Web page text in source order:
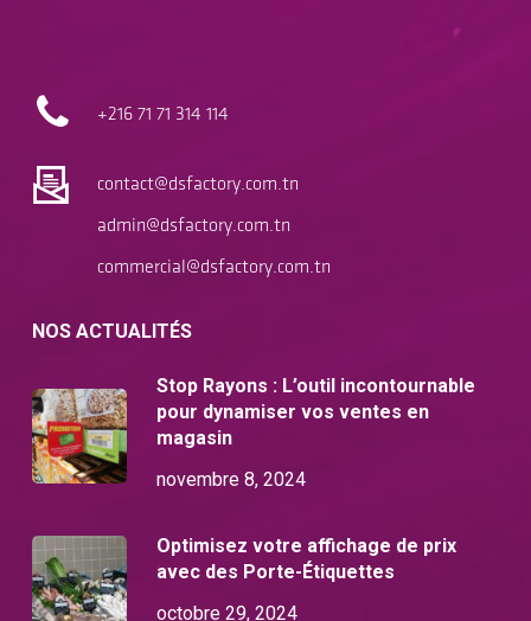
+216 7171 314 114
contact@dsfactory.com.tn
admin@dsfactory.com.tn
commercial@dsfactory.com.tn
NOS ACTUALITÉS
Stop Rayons : L’outil incontournable
pour dynamiser vos ventes en
magasin
novembre 8, 2024
Optimisez votre affichage de prix
avec des Porte-Étiquettes
octobre 29, 2024